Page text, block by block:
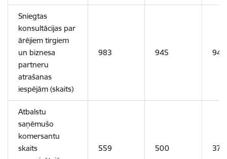
Sniegtas
konsultācijas par
ārējiem tirgiem
un biznesa
partneru
atrašanas
iespējām (skaits)
983 945 945
Atbalstu
saņēmušo
komersantu
skaits
559 500 370